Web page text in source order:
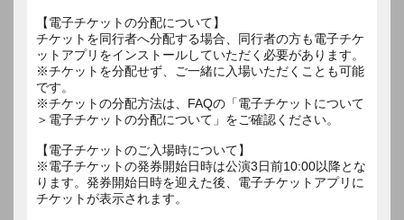
【電子チケットの分配について】
チケットを同行者へ分配する場合、同行者の方も電子チケ
ットアプリをインストールしていただく必要があります。
※チケットを分配せず、ご一緒に入場いただくことも可能
です。
※チケットの分配方法は、FAQの「電子チケットについて
＞電子チケットの分配について」をご確認ください。
【電子チケットのご入場時について】
※電子チケットの発券開始日時は公演3日前10:00以降とな
ります。発券開始日時を迎えた後、電子チケットアプリに
チケットが表示されます。